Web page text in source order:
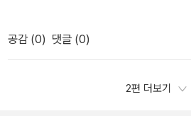
읽어졌다. 모든 엄마들은 자신의 아이가
창의적인 아이로 자라기를 바랄 것이다.
다른 시대를 살아갈 내 아이들에게 이런
소리를 늘어놓는 나 같은 엄마들을 위한
을 안 들어요'가 아니라'엄마가 내 말을 안
컷 만화로 그려진 그림을 보며 내가 직접
고 바르게 말해주어야 하는 말들이 있어
공감 (0) 댓글 (0)
2편 더보기